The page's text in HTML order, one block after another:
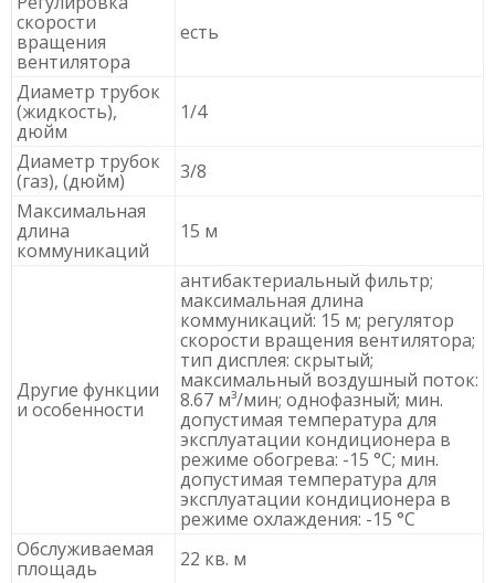
скорости
вращения
вентилятора
есть
Диаметр трубок
(жидкость),
дюйм
1/4
Диаметр трубок
(газ), (дюйм)
3/8
Максимальная
длина
коммуникаций
15 м
Другие функции
и особенности
антибактериальный фильтр;
максимальная длина
коммуникаций: 15 м; регулятор
скорости вращения вентилятора;
тип дисплея: скрытый;
максимальный воздушный поток:
8.67 м³/мин; однофазный; мин.
допустимая температура для
эксплуатации кондиционера в
режиме обогрева: -15 °C; мин.
допустимая температура для
эксплуатации кондиционера в
режиме охлаждения: -15 °C
Обслуживаемая
площадь
22 кв. м